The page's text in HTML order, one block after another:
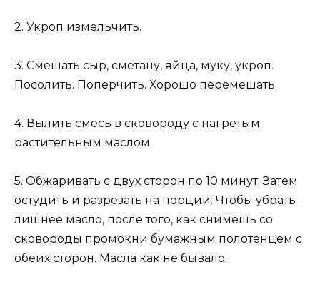
2. Укроп измельчить.
3. Смешать сыр, сметану, яйца, муку, укроп.
Посолить. Поперчить. Хорошо перемешать.
4. Вылить смесь в сковороду с нагретым
растительным маслом.
5. Обжаривать с двух сторон по 10 минут. Затем
остудить и разрезать на порции. Чтобы убрать
лишнее масло, после того, как снимешь со
сковороды промокни бумажным полотенцем с
обеих сторон. Масла как не бывало.